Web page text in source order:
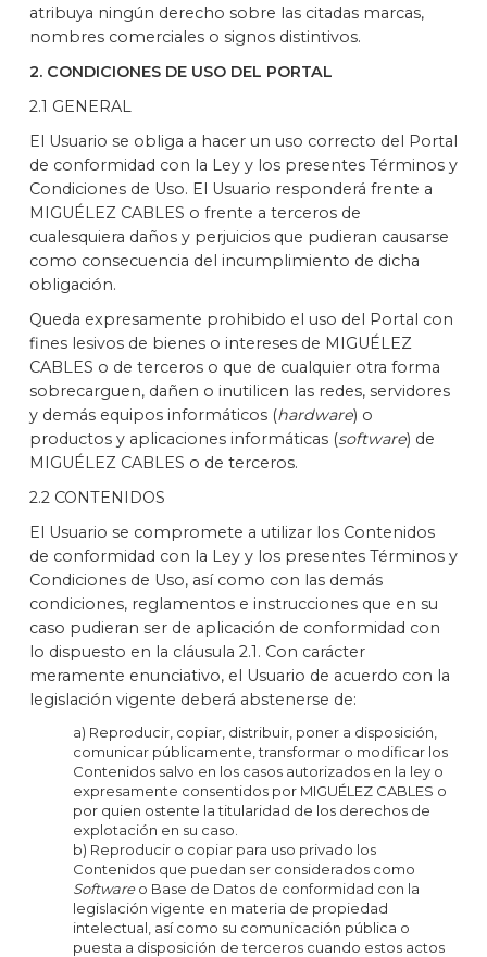
atribuya ningún derecho sobre las citadas marcas,
nombres comerciales o signos distintivos.
2. CONDICIONES DE USO DEL PORTAL
2.1 GENERAL
El Usuario se obliga a hacer un uso correcto del Portal
de conformidad con la Ley y los presentes Términos y
Condiciones de Uso. El Usuario responderá frente a
MIGUÉLEZ CABLES o frente a terceros de
cualesquiera daños y perjuicios que pudieran causarse
como consecuencia del incumplimiento de dicha
obligación.
Queda expresamente prohibido el uso del Portal con
fines lesivos de bienes o intereses de MIGUÉLEZ
CABLES o de terceros o que de cualquier otra forma
sobrecarguen, dañen o inutilicen las redes, servidores
y demás equipos informáticos (hardware) o
productos y aplicaciones informáticas (software) de
MIGUÉLEZ CABLES o de terceros.
2.2 CONTENIDOS
El Usuario se compromete a utilizar los Contenidos
de conformidad con la Ley y los presentes Términos y
Condiciones de Uso, así como con las demás
condiciones, reglamentos e instrucciones que en su
caso pudieran ser de aplicación de conformidad con
lo dispuesto en la cláusula 2.1. Con carácter
meramente enunciativo, el Usuario de acuerdo con la
legislación vigente deberá abstenerse de:
a) Reproducir, copiar, distribuir, poner a disposición,
comunicar públicamente, transformar o modificar los
Contenidos salvo en los casos autorizados en la ley o
expresamente consentidos por MIGUÉLEZ CABLES o
por quien ostente la titularidad de los derechos de
explotación en su caso.
b) Reproducir o copiar para uso privado los
Contenidos que puedan ser considerados como
Softwareo Base de Datos de conformidad con la
legislación vigente en materia de propiedad
intelectual, así como su comunicación pública o
puesta a disposición de terceros cuando estos actos